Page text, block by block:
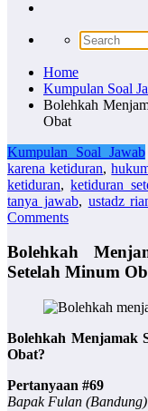
Home
Kumpulan Soal
Bolehkah
Obat
Kumpulan Soal Jawab
karena ketiduran,
ketiduran,ketiduran
tanya jawab, ustadz
Comments
Bolehkah
Setelah Minum
Bolehkah Menjamak
Obat?
Pertanyaan #69
Bapak Fulan (Bandung)